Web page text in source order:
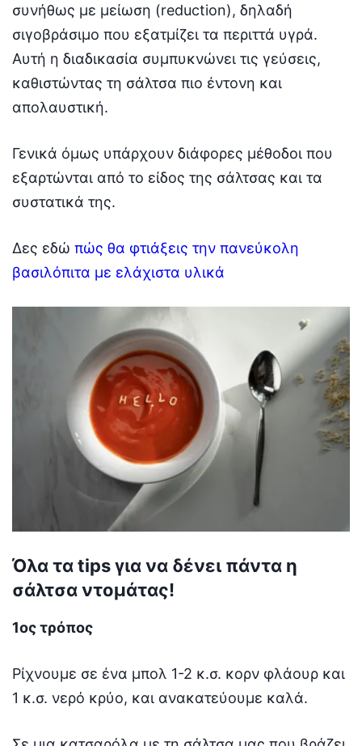
συνήθως με μείωση (reduction), δηλαδή
σιγοβράσιμο που εξατμίζει τα περιττά υγρά.
Αυτή η διαδικασία συμπυκνώνει τις γεύσεις,
καθιστώντας τη σάλτσα πιο έντονη και
απολαυστική.
Γενικά όμως υπάρχουν διάφορες μέθοδοι που
εξαρτώνται από το είδος της σάλτσας και τα
συστατικά της.
Δες εδώ πώς θα φτιάξεις την πανεύκολη
βασιλόπιτα με ελάχιστα υλικά
Όλα τα tips για να δένει πάντα η
σάλτσα ντομάτας!
1ος τρόπος
Ρίχνουμε σε ένα μπολ 1-2 κ.σ. κορν φλάουρ και
1 κ.σ. νερό κρύο, και ανακατεύουμε καλά.